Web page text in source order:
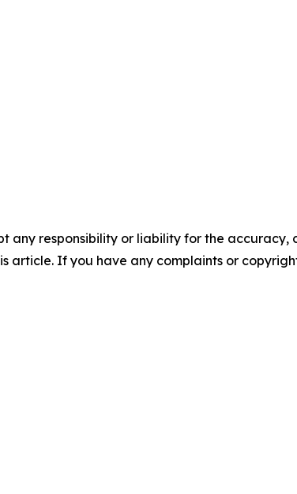
any responsibility or liability for the accuracy,
article. If you have any complaints or